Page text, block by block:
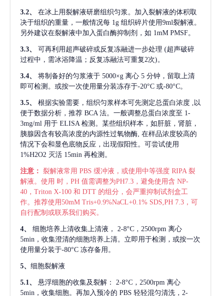
3.2、
在冰上用裂解液研磨组织匀浆。加入裂解液的体积取
决于组织的重量，一般情况每 1g 组织碎片使用9ml裂解液。
另外建议在裂解液中加入蛋白酶抑制剂，如 1mM PMSF。
3.3、 可再利用超声破碎或反复冻融进一步处理 (超声破碎
过程中，需冰浴降温；反复冻融法可重复2次)。
3.4、 将制备好的匀浆液于 5000×g 离心 5 分钟，留取上清
即可检测。或按一次使用量分装冻存于-20°C 或-80°C。
3.5、 根据实验需要，组织匀浆样本可先测定总蛋白浓度
,以
便于数据分析，推荐 BCA 法。一般调整总蛋白浓度至 1-
3mg/ml 用于 ELISA 检测。某些组织样本，如肝脏，肾脏，
胰腺因含有较高浓度的内源性过氧物酶, 在样品浓度较高的
情况下会和显色底物反应，出现假阳性。可尝试使用
1%H2O2 灭活 15min 再检测。
注意： 裂解液常用 PBS 缓冲液，或使用中等强度 RIPA 裂
解液。使用 时，PH 值需调整为PH7.3，避免使用含 NP-
40，Triton X-100 和 DTT 的组分，会严重抑制试剂盒工
作。推荐使用50mM Tris+0.9%NaCL+0.1% SDS,PH 7.3，可
自行配制或联系我们购买。
4、 细胞培养上清收集上清液，
2-8°C，2500rpm 离心
5min，收集澄清的细胞培养上清。立即用于检测，或按一次
使用量分装于-80°C 冻存备用。
5、 细胞裂解液
5.1、 悬浮细胞的收集及裂解：
2-8°C，2500rpm 离心
5min，收集细胞。再加入预冷的 PBS 轻轻混匀清洗，2-